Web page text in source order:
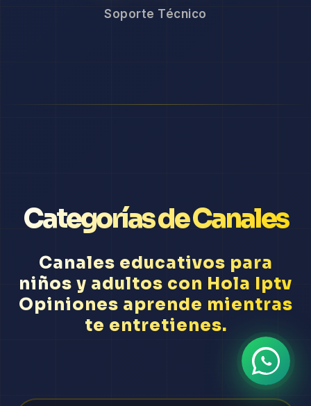
Soporte Técnico
Categorías de Canales
Canales educativos para
niños y adultos con Hola Iptv
Opiniones aprende mientras
te entretienes.